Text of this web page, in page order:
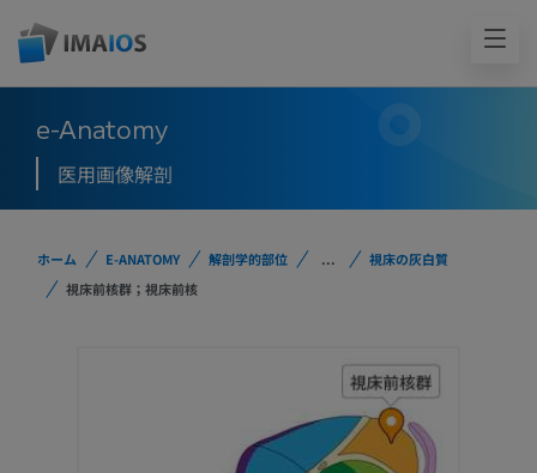
e-Anatomy
医用画像解剖
ホーム E-ANATOMY 解剖学的部位 ...
視床の灰白質
視床前核群；視床前核